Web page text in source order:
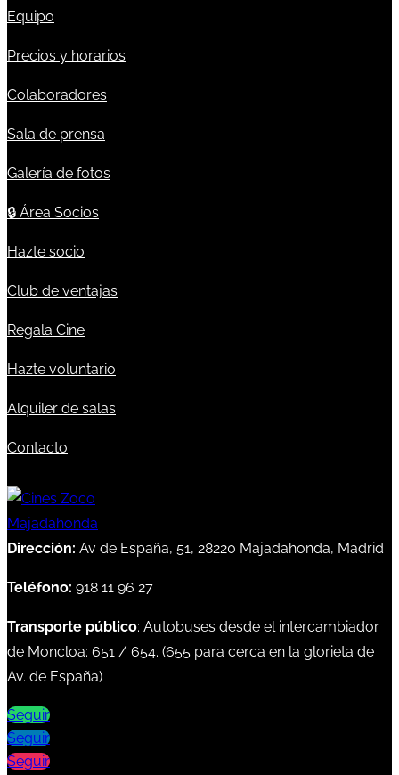
Equipo
Precios y horarios
Colaboradores
Sala de prensa
Galería de fotos
🔒 Área Socios
Hazte socio
Club de ventajas
Regala Cine
Hazte voluntario
Alquiler de salas
Contacto
Dirección: Av de España, 51, 28220 Majadahonda, Madrid
Teléfono: 918 11 96 27
Transporte público: Autobuses desde el intercambiador
de Moncloa: 651 / 654. (655 para cerca en la glorieta de
Av. de España)
Seguir
Seguir
Seguir